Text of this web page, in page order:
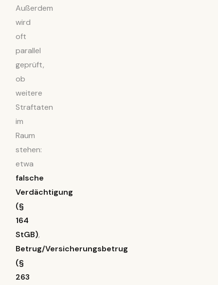
Außerdem
wird
oft
parallel
geprüft,
ob
weitere
Straftaten
im
Raum
stehen:
etwa
falsche
Verdächtigung
(§
164
StGB),
Betrug/Versicherungsbetrug
(§
263